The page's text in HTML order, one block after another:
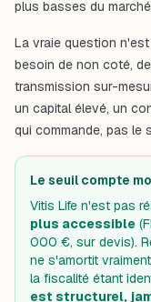
plus basses du
La vraie question
besoin de non coté,
transmission sur-
un capital élevé, un
qui commande, pas le
Le seuil compte
Vitis Life n'est pas
plus accessible
000 €, sur devis).
ne s'amortit
la fiscalité étant
est structurel,